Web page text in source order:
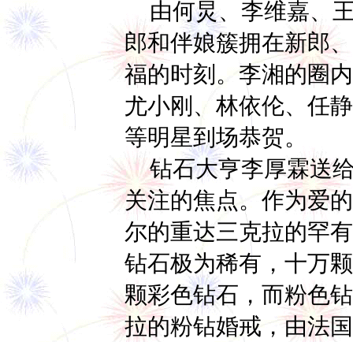
由何炅、李维嘉、
郎和伴娘簇拥在新郎
福的时刻。李湘的圈
尤小刚、林依伦、任
等明星到场恭贺。
钻石大亨李厚霖送给
关注的焦点。作为爱
尔的重达三克拉的罕
钻石极为稀有，十万
颗彩色钻石，而粉色
拉的粉钻婚戒，由法